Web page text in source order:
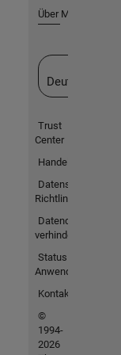
Über MathWorks
Deutschland
Trust
Center
Handelsmarken
Datenschutz-
Richtlinien
Datendiebstahl
verhindern
Status von
Anwendungen
Kontakt
©
1994-
2026